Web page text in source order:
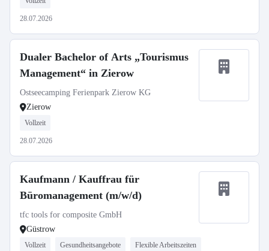
28.07.2026
Dualer Bachelor of Arts „Tourismus
Management“ in Zierow
Ostseecamping Ferienpark Zierow KG
Zierow
Vollzeit
28.07.2026
Kaufmann / Kauffrau für
Büromanagement (m/w/d)
tfc tools for composite GmbH
Güstrow
Vollzeit Gesundheitsangebote Flexible Arbeitszeiten